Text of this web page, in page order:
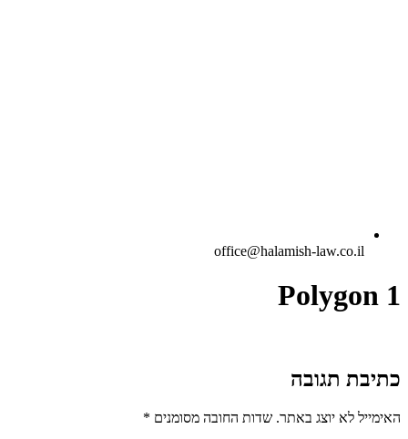
office@halamish-law.co.il
Polygon 1
כתיבת תגובה
האימייל לא יוצג באתר. שדות החובה מסומנים *